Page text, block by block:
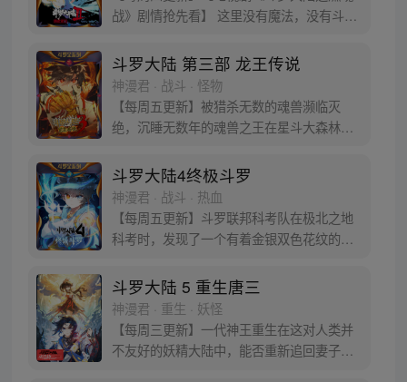
战》剧情抢先看】 这里没有魔法，没有斗
后的斗罗大陆上，唐门式微，一代天骄霍雨
浩横空出世，一切的神奇都将一一展现。 唐
门暗器能否重振雄风，唐门能否重现辉煌，
一切尽绝世唐门！
斗罗大陆 第三部 龙王传说
神漫君 · 战斗 · 怪物
【每周五更新】被猎杀无数的魂兽濒临灭
绝，沉睡无数年的魂兽之王在星斗大森林最
魂”遇上执着而顽强的少年唐舞麟，万众瞩目
的武魂传奇将再次被书写。我们不期待奇
迹，但要给奇迹一个机会。
斗罗大陆4终极斗罗
神漫君 · 战斗 · 热血
【每周五更新】斗罗联邦科考队在极北之地
科考时，发现了一个有着金银双色花纹的
于是赶忙将其带回研究所进行孵化。蛋孵化
出来了，可孵出来的是一个婴儿，一个和人
类一模一样的孩子；与此同时，联邦研究所
正在解冻一名银色长发女子，而一名蓝发青
年则在海滨被人发现
斗罗大陆 5 重生唐三
神漫君 · 重生 · 妖怪
【每周三更新】一代神王重生在这对人类并
不友好的妖精大陆中，能否重新追回妻子。